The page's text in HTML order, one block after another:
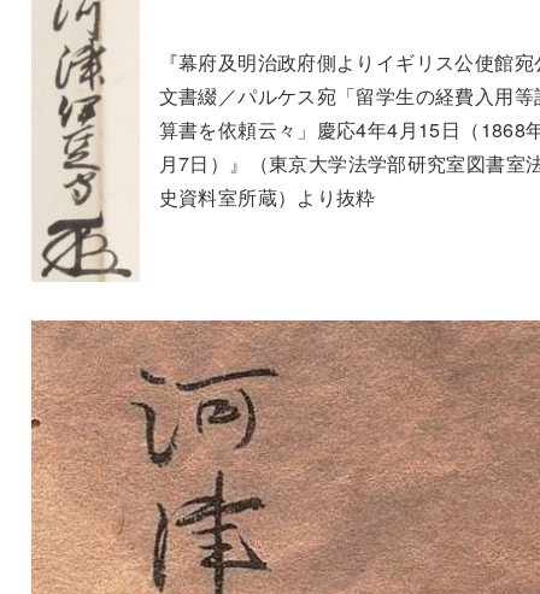
『幕府及明治政府側よりイギリス公使館宛
文書綴／パルケス宛「留学生の経費入用等
算書を依頼云々」慶応4年4月15日（1868
月7日）』（東京大学法学部研究室図書室
史資料室所蔵）より抜粋